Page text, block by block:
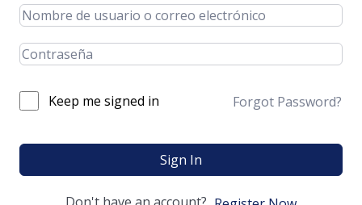
Keep me signed in Forgot Password?
Sign In